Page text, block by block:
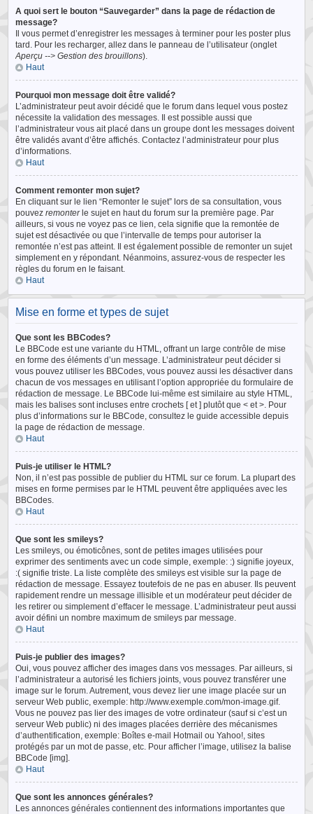
A quoi sert le bouton “Sauvegarder” dans la page de rédaction de
message?
Il vous permet d’enregistrer les messages à terminer pour les poster plus
tard. Pour les recharger, allez dans le panneau de l’utilisateur (onglet
Aperçu --> Gestion des brouillons).
Haut
Pourquoi mon message doit être validé?
L’administrateur peut avoir décidé que le forum dans lequel vous postez
nécessite la validation des messages. Il est possible aussi que
l’administrateur vous ait placé dans un groupe dont les messages doivent
être validés avant d’être affichés. Contactez l’administrateur pour plus
d’informations.
Haut
Comment remonter mon sujet?
En cliquant sur le lien “Remonter le sujet” lors de sa consultation, vous
pouvezremonterle sujet en haut du forum sur la première page. Par
ailleurs, si vous ne voyez pas ce lien, cela signifie que la remontée de
sujet est désactivée ou que l’intervalle de temps pour autoriser la
remontée n’est pas atteint. Il est également possible de remonter un sujet
simplement en y répondant. Néanmoins, assurez-vous de respecter les
règles du forum en le faisant.
Haut
Mise en forme et types de sujet
Que sont les BBCodes?
Le BBCode est une variante du HTML, offrant un large contrôle de mise
en forme des éléments d’un message. L’administrateur peut décider si
vous pouvez utiliser les BBCodes, vous pouvez aussi les désactiver dans
chacun de vos messages en utilisant l’option appropriée du formulaire de
rédaction de message. Le BBCode lui-même est similaire au style HTML,
mais les balises sont incluses entre crochets [ et ] plutôt que < et >. Pour
plus d’informations sur le BBCode, consultez le guide accessible depuis
la page de rédaction de message.
Haut
Puis-je utiliser le HTML?
Non, il n’est pas possible de publier du HTML sur ce forum. La plupart des
mises en forme permises par le HTML peuvent être appliquées avec les
BBCodes.
Haut
Que sont les smileys?
Les smileys, ou émoticônes, sont de petites images utilisées pour
exprimer des sentiments avec un code simple, exemple: :) signifie joyeux,
:( signifie triste. La liste complète des smileys est visible sur la page de
rédaction de message. Essayez toutefois de ne pas en abuser. Ils peuvent
rapidement rendre un message illisible et un modérateur peut décider de
les retirer ou simplement d’effacer le message. L’administrateur peut aussi
avoir défini un nombre maximum de smileys par message.
Haut
Puis-je publier des images?
Oui, vous pouvez afficher des images dans vos messages. Par ailleurs, si
l’administrateur a autorisé les fichiers joints, vous pouvez transférer une
image sur le forum. Autrement, vous devez lier une image placée sur un
serveur Web public, exemple: http://www.exemple.com/mon-image.gif.
Vous ne pouvez pas lier des images de votre ordinateur (sauf si c’est un
serveur Web public) ni des images placées derrière des mécanismes
d’authentification, exemple: Boîtes e-mail Hotmail ou Yahoo!, sites
protégés par un mot de passe, etc. Pour afficher l’image, utilisez la balise
BBCode [img].
Haut
Que sont les annonces générales?
Les annonces générales contiennent des informations importantes que